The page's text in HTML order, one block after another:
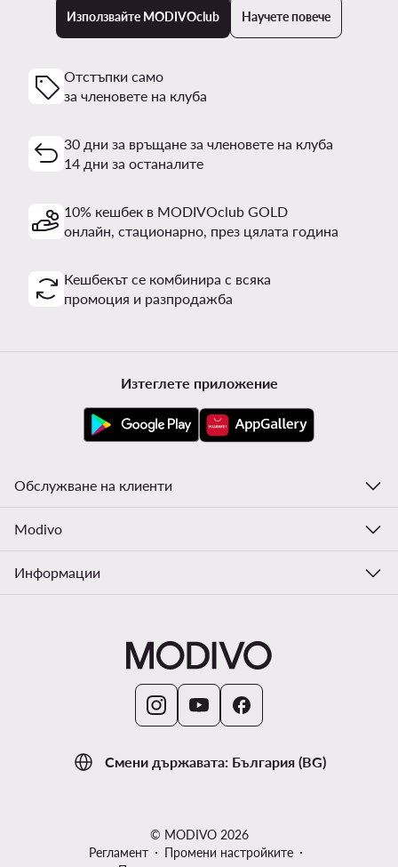
Използвайте MODIVOclub Научете повече
Отстъпки само
за членовете на клуба
30 дни за връщане за членовете на клуба
14 дни за останалите
10% кешбек в MODIVOclub GOLD
онлайн, стационарно, през цялата година
Кешбекът се комбинира с всяка
промоция и разпродажба
Смени държавата: България (BG)
Изтеглете приложение
Обслужване на клиенти
Modivo
Информации
© MODIVO 2026
Регламент
Промени настройките